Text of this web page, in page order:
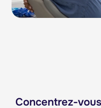
Concentrez-